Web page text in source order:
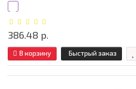
386.48 р.
В корзину Быстрый заказ